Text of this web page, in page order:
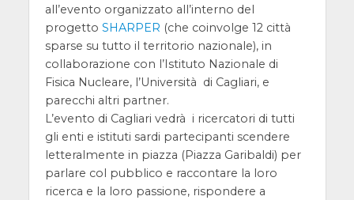
all’evento organizzato all’interno del
progetto SHARPER (che coinvolge 12 città
sparse su tutto il territorio nazionale), in
collaborazione con l’Istituto Nazionale di
Fisica Nucleare, l’Università di Cagliari, e
parecchi altri partner.
L’evento di Cagliari vedrà i ricercatori di tutti
gli enti e istituti sardi partecipanti scendere
letteralmente in piazza (Piazza Garibaldi) per
parlare col pubblico e raccontare la loro
ricerca e la loro passione, rispondere a